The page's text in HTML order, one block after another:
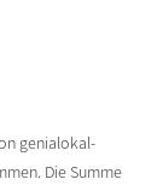
genialokal-
Die Summe